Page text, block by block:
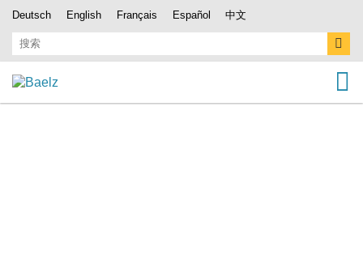
Deutsch English Français Español 中文